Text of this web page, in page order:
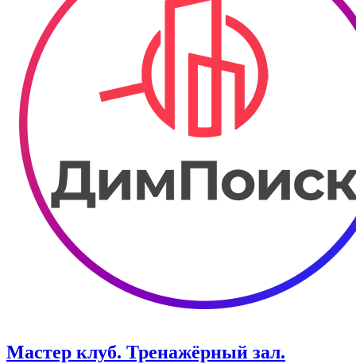
Мастер клуб. Тренажёрный зал.